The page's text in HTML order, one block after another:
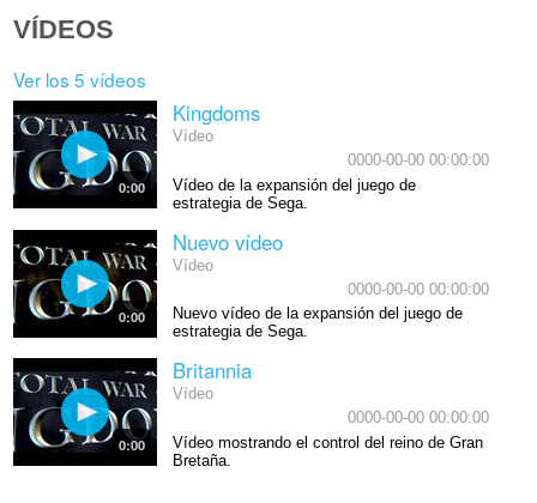
VÍDEOS
Ver los 5 vídeos
0:00
Kingdoms
Vídeo
0000-00-00 00:00:00
Vídeo de la expansión del juego de
estrategia de Sega.
0:00
Nuevo vídeo
Vídeo
0000-00-00 00:00:00
Nuevo vídeo de la expansión del juego de
estrategia de Sega.
0:00
Britannia
Vídeo
0000-00-00 00:00:00
Vídeo mostrando el control del reino de Gran
Bretaña.